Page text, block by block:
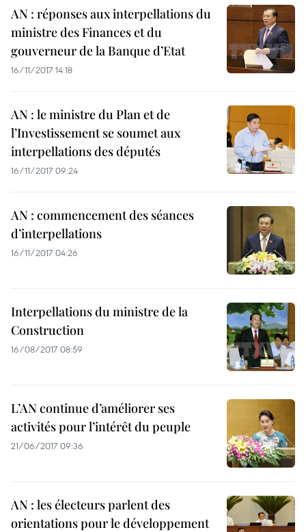
AN : réponses aux interpellations du
ministre des Finances et du
gouverneur de la Banque d’Etat
16/11/2017 14:18
AN : le ministre du Plan et de
l’Investissement se soumet aux
interpellations des députés
16/11/2017 09:24
AN : commencement des séances
d’interpellations
16/11/2017 04:26
Interpellations du ministre de la
Construction
16/08/2017 08:59
L’AN continue d’améliorer ses
activités pour l’intérêt du peuple
21/06/2017 09:36
AN : les électeurs parlent des
orientations pour le développement